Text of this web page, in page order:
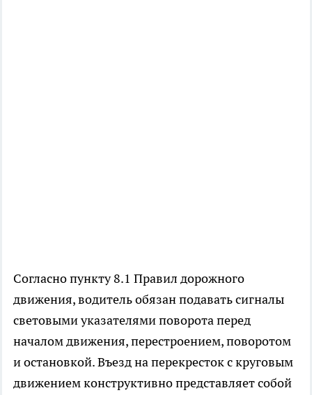
Согласно пункту 8.1 Правил дорожного
движения, водитель обязан подавать сигналы
световыми указателями поворота перед
началом движения, перестроением, поворотом
и остановкой. Въезд на перекресток с круговым
движением конструктивно представляет собой